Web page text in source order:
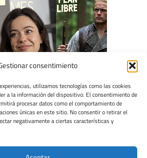
consentimiento
utilizamos tecnologías como las cookies
a la información del dispositivo. El consentimiento de
procesar datos como el comportamiento de
únicas en este sitio. No consentir o retirar el
negativamente a ciertas características y